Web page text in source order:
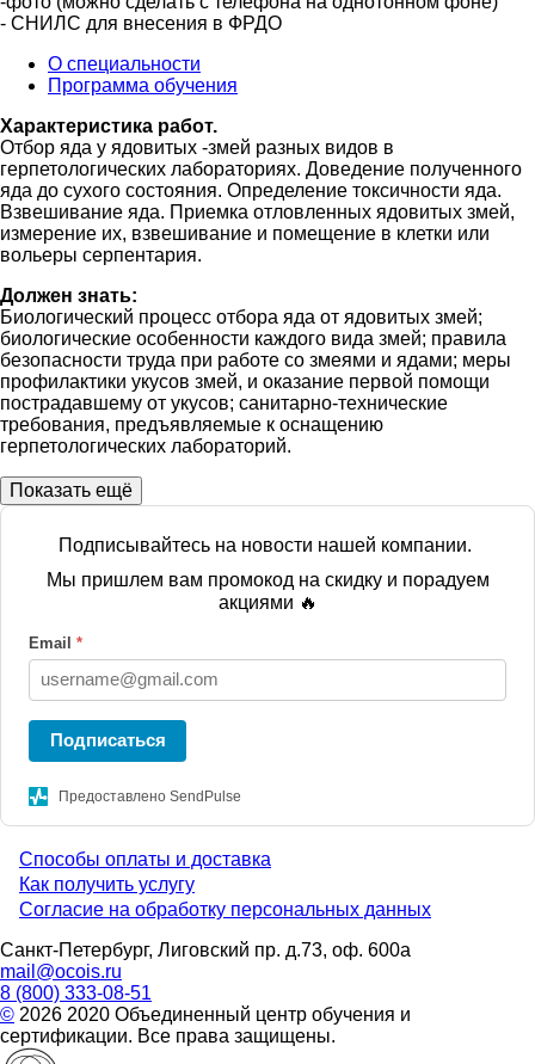
- СНИЛС для внесения в ФРДО
О специальности
Программа обучения
Характеристика работ.
Отбор яда у ядовитых -змей разных видов в
герпетологических лабораториях. Доведение полученного
яда до сухого состояния. Определение токсичности яда.
Взвешивание яда. Приемка отловленных ядовитых змей,
измерение их, взвешивание и помещение в клетки или
вольеры серпентария.
Должен знать:
Биологический процесс отбора яда от ядовитых змей;
биологические особенности каждого вида змей; правила
безопасности труда при работе со змеями и ядами; меры
профилактики укусов змей, и оказание первой помощи
пострадавшему от укусов; санитарно-технические
требования, предъявляемые к оснащению
герпетологических лабораторий.
Показать ещё
Подписывайтесь на новости нашей компании.
Мы пришлем вам промокод на скидку и порадуем
акциями 🔥
Email *
Подписаться
Предоставлено SendPulse
Menu
footer
Способы оплаты и доставка
Как получить услугу
Согласие на обработку персональных данных
Санкт-Петербург, Лиговский пр. д.73, оф. 600а
mail@ocois.ru
8 (800) 333-08-51
© 2026 2020 Объединенный центр обучения и
сертификации. Все права защищены.